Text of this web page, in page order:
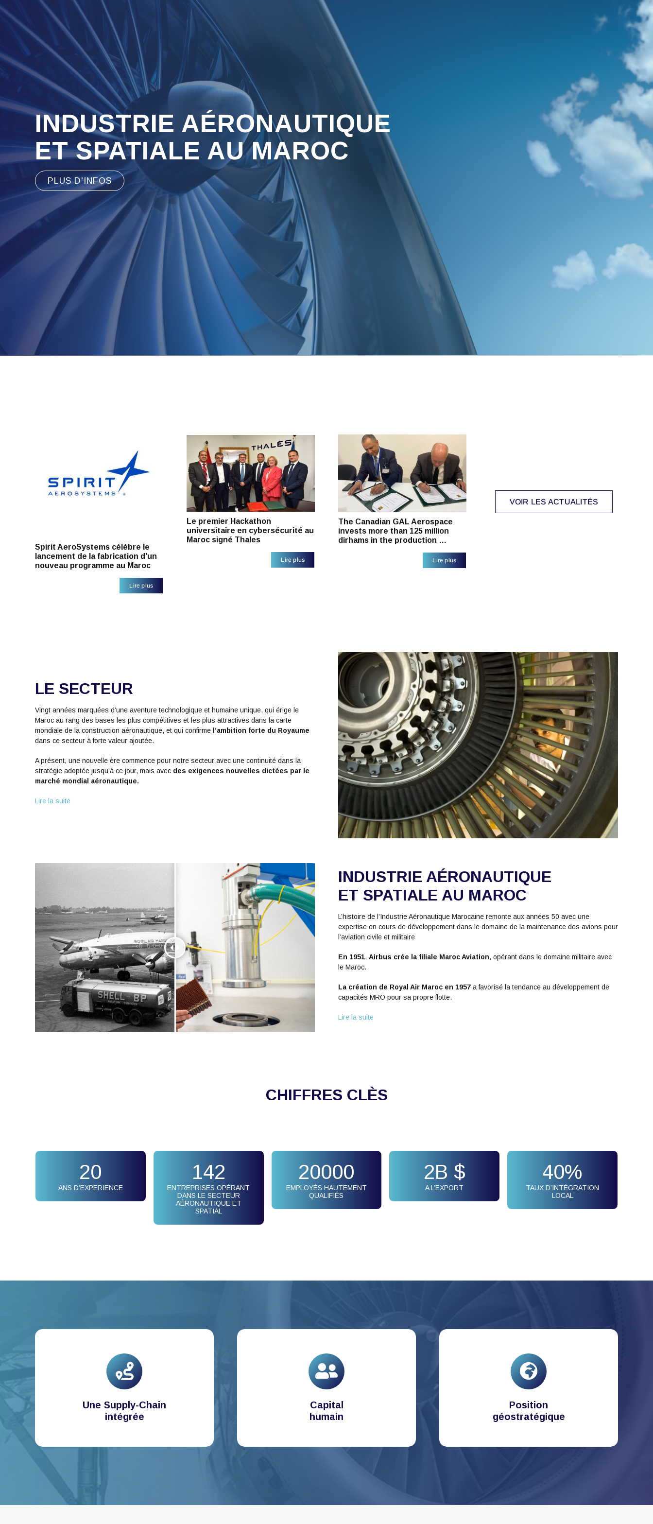
INDUSTRIE AÉRONAUTIQUE
ET SPATIALE AU MAROC
PLUS D'INFOS
Spirit AeroSystems célèbre le
lancement de la fabrication d’un
nouveau programme au Maroc
Lire plus
Le premier Hackathon
universitaire en cybersécurité au
Maroc signé Thales
Lire plus
The Canadian GAL Aerospace
invests more than 125 million
dirhams in the production …
Lire plus
VOIR LES ACTUALITÉS
LE SECTEUR
Vingt années marquées d’une aventure technologique et humaine unique, qui érige le
Maroc au rang des bases les plus compétitives et les plus attractives dans la carte
mondiale de la construction aéronautique, et qui confirme l’ambition forte du Royaume
dans ce secteur à forte valeur ajoutée.
A présent, une nouvelle ère commence pour notre secteur avec une continuité dans la
stratégie adoptée jusqu’à ce jour, mais avec des exigences nouvelles dictées par le
marché mondial aéronautique.
Lire la suite
INDUSTRIE AÉRONAUTIQUE
ET SPATIALE AU MAROC
L’histoire de l’Industrie Aéronautique Marocaine remonte aux années 50 avec une
expertise en cours de développement dans le domaine de la maintenance des avions pour
l’aviation civile et militaire
En 1951, Airbus crée la filiale Maroc Aviation, opérant dans le domaine militaire avec
le Maroc.
La création de Royal Air Maroc en 1957a favorisé la tendance au développement de
capacités MRO pour sa propre flotte.
Lire la suite
CHIFFRES CLÈS
20
ANS D’EXPERIENCE
142
ENTREPRISES OPÉRANT
DANS LE SECTEUR
AÉRONAUTIQUE ET
SPATIAL
20000
EMPLOYÉS HAUTEMENT
QUALIFIÉS
2B $
A L’EXPORT
40%
TAUX D’INTÉGRATION
LOCAL
Une Supply-Chain
intégrée
Capital
humain
Position
géostratégique